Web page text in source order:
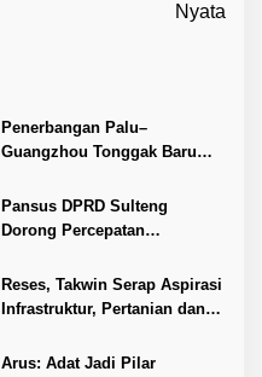
Nyata
Penerbangan Palu–
Guangzhou Tonggak Baru
Pansus DPRD Sulteng
Dorong Percepatan
Sawit di Toli-Toli
Reses, Takwin Serap Aspirasi
Infrastruktur, Pertanian dan
Arus: Adat Jadi Pilar